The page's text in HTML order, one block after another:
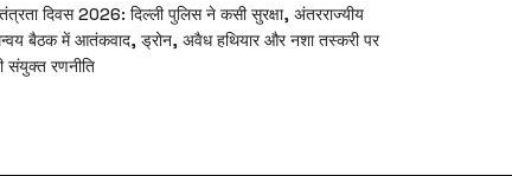
दिवस 2026: दिल्ली पुलिस ने कसी सुरक्षा, अंतरराज्यीय
बैठक में आतंकवाद, ड्रोन, अवैध हथियार और नशा तस्करी पर
संयुक्त रणनीति